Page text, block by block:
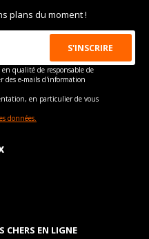
plans du moment !
qualité de responsable de
des e-mails d'information
en particulier de vous
données.
CHERS EN LIGNE